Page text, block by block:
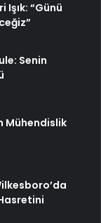
Işık: “Günü
Senin
Mühendislik